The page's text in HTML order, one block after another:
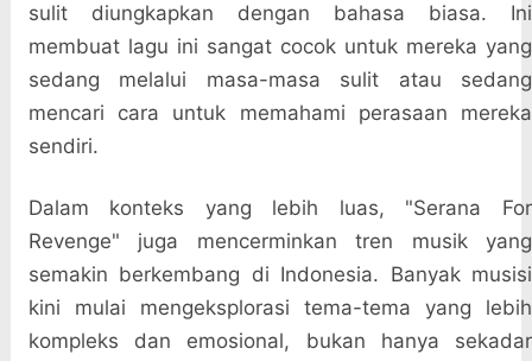
sulit diungkapkan dengan bahasa biasa. Ini
membuat lagu ini sangat cocok untuk mereka yang
sedang melalui masa-masa sulit atau sedang
mencari cara untuk memahami perasaan mereka
sendiri.
Dalam konteks yang lebih luas, "Serana For
Revenge" juga mencerminkan tren musik yang
semakin berkembang di Indonesia. Banyak musisi
kini mulai mengeksplorasi tema-tema yang lebih
kompleks dan emosional, bukan hanya sekadar